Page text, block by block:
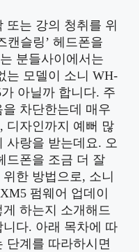
또는 강의 청취를 위
캔슬링’ 헤드폰을
분들사이에서는
는 모델이 소니 WH-
아닐까 합니다. 주
을 차단한는데 매우
디자인까지 예뻐 많
사랑을 받는데요. 오
드폰을 조금 더 잘
한 방법으로, 소니
펌웨어 업데이
게 하는지 소개해드
니다. 아래 목차에 따
단계를 따라하시면